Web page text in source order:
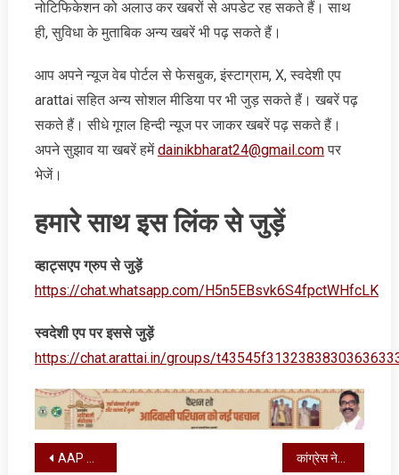
नोटिफिकेशन को अलाउ कर खबरों से अपडेट रह सकते हैं। साथ
ही, सुविधा के मुताबिक अन्‍य खबरें भी पढ़ सकते हैं।
आप अपने न्‍यूज वेब पोर्टल से फेसबुक, इंस्‍टाग्राम, X, स्‍वदेशी एप
arattai सहित अन्‍य सोशल मीडिया पर भी जुड़ सकते हैं। खबरें पढ़
सकते हैं। सीधे गूगल हिन्‍दी न्‍यूज पर जाकर खबरें पढ़ सकते हैं।
अपने सुझाव या खबरें हमेंdainikbharat24@gmail.comपर
भेजें।
हमारे साथ इस लिंक से जुड़ें
व्‍हाट्सएप ग्रुप से जुड़ें
https://chat.whatsapp.com/H5n5EBsvk6S4fpctWHfcLK
स्‍वदेशी एप पर इससे जुड़ें
https://chat.arattai.in/groups/
Post
AAP के राज्यसभा सांसद के कई ठिकानों पर ED की रेड कांग्रेस नेता पवन खेड़ा की बढ़ी मुश्किल, सुप्रीम कोर्ट से लगा झटका